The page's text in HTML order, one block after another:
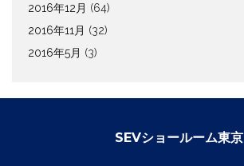
2016年12月 (64)
2016年11月 (32)
2016年5月 (3)
SEVショールーム東京